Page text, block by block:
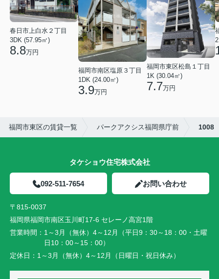
春日市上白水２丁目
3DK (57.95㎡)
8.8万円
福岡市南区塩原３丁目
1DK (24.00㎡)
3.9万円
福岡市東区松島１丁目
1K (30.04㎡)
7.7万円
福岡市東区の賃貸一覧 パークアクシス福岡県庁前 1008
タケショウ住宅株式会社
092-511-7654 お問い合わせ
〒815-0037
福岡県福岡市南区玉川町17-6 セレーノ高宮1階
営業時間： 1～3月（無休）4～12月（平日9：30～18：00・土曜
日10：00～15：00）
定休日： 1～3月（無休）4～12月（日曜日・祝日休み）